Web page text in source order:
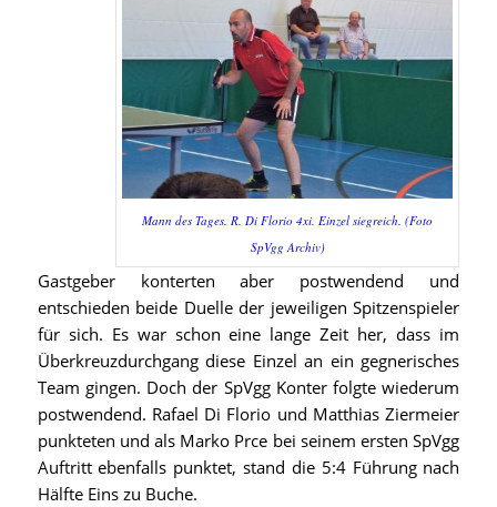
Mann des Tages. R. Di Florio 4xi. Einzel siegreich. (Foto
SpVgg Archiv)
Gastgeber konterten aber postwendend und
entschieden beide Duelle der jeweiligen Spitzenspieler
für sich. Es war schon eine lange Zeit her, dass im
Überkreuzdurchgang diese Einzel an ein gegnerisches
Team gingen. Doch der SpVgg Konter folgte wiederum
postwendend. Rafael Di Florio und Matthias Ziermeier
punkteten und als Marko Prce bei seinem ersten SpVgg
Auftritt ebenfalls punktet, stand die 5:4 Führung nach
Hälfte Eins zu Buche.